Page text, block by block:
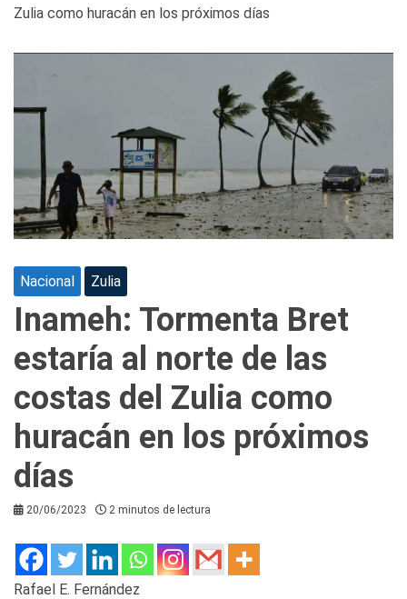
Zulia como huracán en los próximos días
Nacional Zulia
Inameh: Tormenta Bret
estaría al norte de las
costas del Zulia como
huracán en los próximos
días
20/06/2023 2 minutos de lectura
Rafael E. Fernández